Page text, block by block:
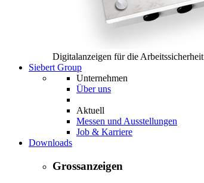
Digitalanzeigen für die Arbeitssicherheit
Siebert Group
Unternehmen
Über uns
Aktuell
Messen und Ausstellungen
Job & Karriere
Downloads
Grossanzeigen